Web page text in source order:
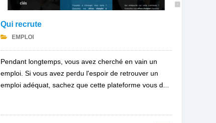
Qui recrute
EMPLOI
Pendant longtemps, vous avez cherché en vain un
emploi. Si vous avez perdu l'espoir de retrouver un
emploi adéquat, sachez que cette plateforme vous d...